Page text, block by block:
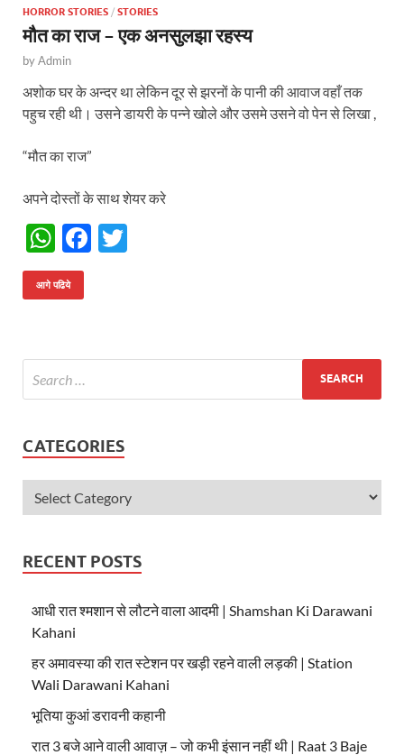
HORROR STORIES / STORIES
मौत का राज – एक अनसुलझा रहस्य
byAdmin
अशोक घर के अन्दर था लेकिन दूर से झरनों के पानी की आवाज वहाँ तक
पहुच रही थी। उसने डायरी के पन्ने खोले और उसमे उसने वो पेन से लिखा ,
“मौत का राज”
अपने दोस्तों के साथ शेयर करे
W
h
at
A
p
p
F
o
k
आगे पढिये
CATEGORIES
RECENT POSTS
आधी रात श्मशान से लौटने वाला आदमी | Shamshan Ki Darawani
Kahani
हर अमावस्या की रात स्टेशन पर खड़ी रहने वाली लड़की | Station
Wali Darawani Kahani
भूतिया कुआं डरावनी कहानी
रात 3 बजे आने वाली आवाज़ – जो कभी इंसान नहीं थी | Raat 3 Baje